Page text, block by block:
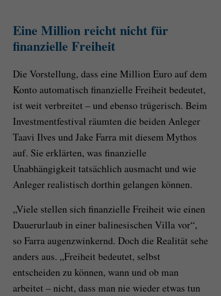
Eine Million reicht nicht für
finanzielle Freiheit
Die Vorstellung, dass eine Million Euro auf dem
Konto automatisch finanzielle Freiheit bedeutet,
ist weit verbreitet – und ebenso trügerisch. Beim
Investmentfestival räumten die beiden Anleger
Taavi Ilves und Jake Farra mit diesem Mythos
auf. Sie erklärten, was finanzielle
Unabhängigkeit tatsächlich ausmacht und wie
Anleger realistisch dorthin gelangen können.
„Viele stellen sich finanzielle Freiheit wie einen
Dauerurlaub in einer balinesischen Villa vor“,
so Farra augenzwinkernd. Doch die Realität sehe
anders aus. „Freiheit bedeutet, selbst
entscheiden zu können, wann und ob man
arbeitet – nicht, dass man nie wieder etwas tun